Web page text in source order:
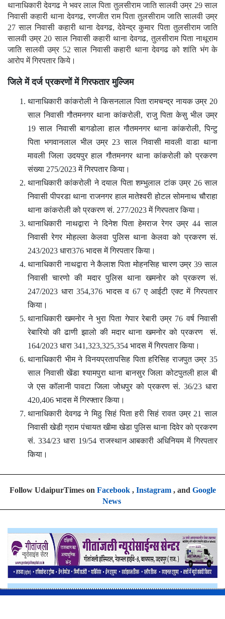
थानाधिकारी देवगढ ने भवर लाल पिता तुलसीराम जाति सालवी उम्र 29 साल
निवासी कहारी थाना देवगढ, रणजीत राम पिता तुलसीराम जाति सालवी उम्र
27 साल निवासी कहारी थाना देवगढ, देवेन्द्र कुमार पिता तुलसीराम जाति
सालवी उम्र 20 साल निवासी कहारी थाना देवगढ, तुलसीराम पिता नाथूराम
जाति सालवी उम्र 52 साल निवासी कहारी थाना देवगढ को शांति भंग के
आरोप में गिरपतार किये।
जिले में दर्ज प्रकरणों में गिरफतार मुल्जिम
थानाधिकारी कांकरोली ने किसनलाल पिता रामचन्द्र नायक उम्र 20
साल निवासी गौतमनगर थाना कांकरोली, राजु पिता केसु भील उम्र
19 साल निवासी बागडोला हाल गौतमनगर थाना कांकरोली, पिन्टु
पिता भगवानलाल भील उम्र 23 साल निवासी मावली वाडा थाना
मावली जिला उदयपुर हाल गौतमनगर थाना कांकरोली को प्रकरण
संख्या 275/2023 में गिरपतार किया।
थानाधिकारी कांकरोली ने दयाल पिता शम्भुलाल टांक उम्र 26 साल
निवासी पीपरडा थाना राजनगर हाल मातेश्वरी होटल सोमनाथ चौराहा
थाना कांकरोली को प्रकरण सं. 277/2023 में गिरपतार किया।
थानाधिकारी नाथद्वारा ने दिनेश पिता हेमराज रेगर उम्र 44 साल
निवासी रेगर मोहल्ला केलवा पुलिस थाना केलवा को प्रकरण सं.
243/2023 धारा376 भादस में गिरपतार किया।
थानाधिकारी नाथद्वारा ने कैलाश पिता मोहनसिह चारण उम्र 39 साल
निवासी चारणो की मदार पुलिस थाना खमनोर को प्रकरण सं.
247/2023 धारा 354,376 भादस व 67 ए आईटी एक्ट में गिरपतार
किया।
थानाधिकारी खमनोर ने भुरा पिता गेपार रेबारी उम्र 76 वर्ष निवासी
रेबारियो की ढाणी झालो की मदार थाना खमनोर को प्रकरण सं.
164/2023 धारा 341,323,325,354 भादस में गिरपतार किया।
थानाधिकारी भीम ने विनयप्रतापसिह पिता हरिसिह राजपुत उम्र 35
साल निवासी खेंडा श्यामपुरा थाना बानसुर जिला कोटपुतली हाल बी
जे एस कॉलानी पावटा जिला जोधपुर को प्रकरण सं. 36/23 धारा
420,406 भादस में गिरफ्तार किया।
थानाधिकारी देवगढ ने मिठु सिहं पिता हरी सिहं रावत उम्र 21 साल
निवासी खेडी ग्राम पंचायत खीमा खेडा पुलिस थाना दिवेर को प्रकरण
सं. 334/23 धारा 19/54 राजस्थान आबकारी अधिनियम में गिरपतार
किया।
Follow UdaipurTimes on Facebook, Instagram, and Google
News